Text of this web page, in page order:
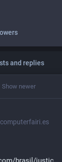
and replies
Show newer